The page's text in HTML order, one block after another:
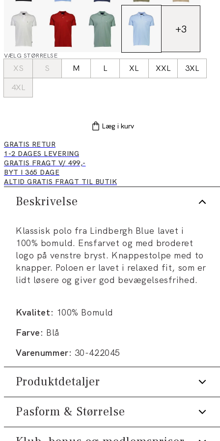
+3
VÆLG STØRRELSE
XS S M L XL XXL
3XL
4XL
Læg i kurv
GRATIS RETUR
1-2 DAGES LEVERING
GRATIS FRAGT V/ 499,-
BYT I 365 DAGE
ALTID GRATIS FRAGT TIL BUTIK
Beskrivelse
Klassisk polo fra Lindbergh Blue lavet i
100% bomuld. Ensfarvet og med broderet
logo på venstre bryst. Knappestolpe med to
knapper. Poloen er lavet i relaxed fit, som er
lidt løsere og giver god bevægelsesfrihed.
Kvalitet: 100% Bomuld
Farve: Blå
Varenummer: 30-422045
Produktdetaljer
Logo på venstre bryst.
Certificeret med OEKO-TEX®
Pasform & Størrelse